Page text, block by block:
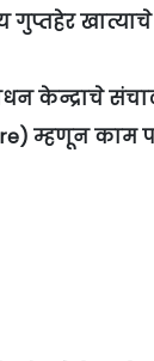
गुप्तहेर
केन्द्राचे
म्हणून काम